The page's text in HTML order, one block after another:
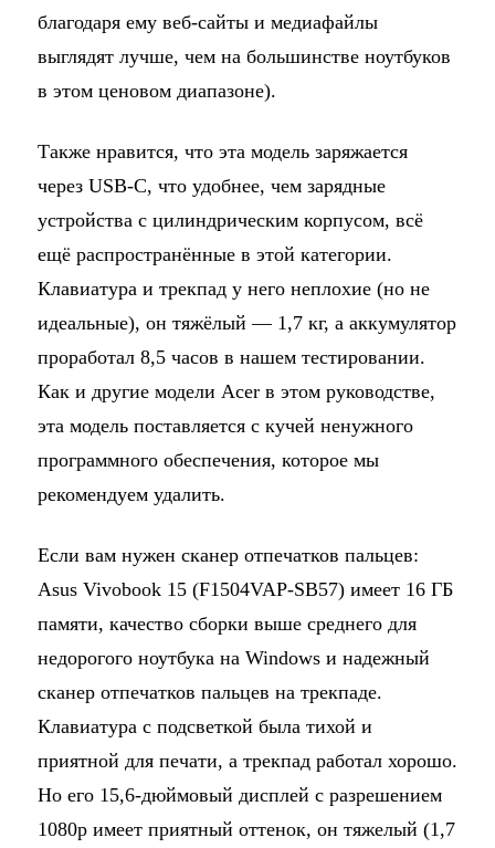
благодаря ему веб-сайты и медиафайлы
выглядят лучше, чем на большинстве ноутбуков
в этом ценовом диапазоне).
Также нравится, что эта модель заряжается
через USB-C, что удобнее, чем зарядные
устройства с цилиндрическим корпусом, всё
ещё распространённые в этой категории.
Клавиатура и трекпад у него неплохие (но не
идеальные), он тяжёлый — 1,7 кг, а аккумулятор
проработал 8,5 часов в нашем тестировании.
Как и другие модели Acer в этом руководстве,
эта модель поставляется с кучей ненужного
программного обеспечения, которое мы
рекомендуем удалить.
Если вам нужен сканер отпечатков пальцев:
Asus Vivobook 15 (F1504VAP-SB57) имеет 16 ГБ
памяти, качество сборки выше среднего для
недорогого ноутбука на Windows и надежный
сканер отпечатков пальцев на трекпаде.
Клавиатура с подсветкой была тихой и
приятной для печати, а трекпад работал хорошо.
Но его 15,6-дюймовый дисплей с разрешением
1080p имеет приятный оттенок, он тяжелый (1,7